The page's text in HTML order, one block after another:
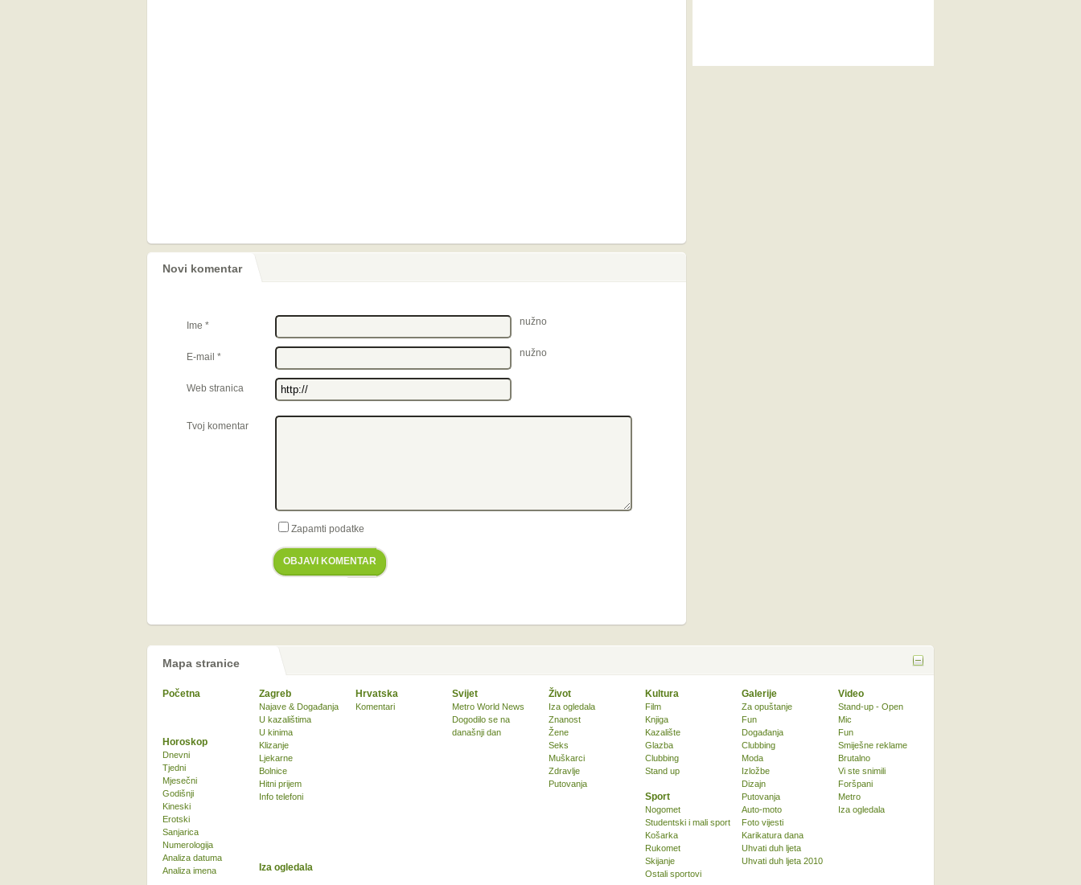
Novi komentar
Ime * nužno
E-mail * nužno
Web stranica
Tvoj komentar
Zapamti podatke
OBJAVI KOMENTAR
Mapa stranice
Početna Zagreb
Najave & Događanja
U kazalištima
U kinima
Klizanje
Ljekarne
Bolnice
Hitni prijem
Info telefoni
Hrvatska
Komentari
Svijet
Metro World News
Dogodilo se na
današnji dan
Život
Iza ogledala
Znanost
Žene
Seks
Muškarci
Zdravlje
Putovanja
Kultura
Film
Knjiga
Kazalište
Glazba
Clubbing
Stand up
Sport
Nogomet
Studentski i mali sport
Košarka
Rukomet
Skijanje
Ostali sportovi
Horoskop
Dnevni
Tjedni
Mjesečni
Godišnji
Kineski
Erotski
Sanjarica
Numerologija
Analiza datuma
Analiza imena
Iza ogledala
Galerije
Za opuštanje
Fun
Događanja
Clubbing
Moda
Izložbe
Dizajn
Putovanja
Auto-moto
Foto vijesti
Karikatura dana
Uhvati duh ljeta
Uhvati duh ljeta 2010
Video
Stand-up - Open
Mic
Fun
Smiješne reklame
Brutalno
Vi ste snimili
Foršpani
Metro
Iza ogledala